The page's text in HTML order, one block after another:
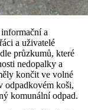
a
a uživatelé
průzkumů, které
nedopalky a
končit ve volné
odpadkovém koši,
komunální odpad.